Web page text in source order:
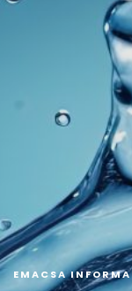
EMACSA INFORMA